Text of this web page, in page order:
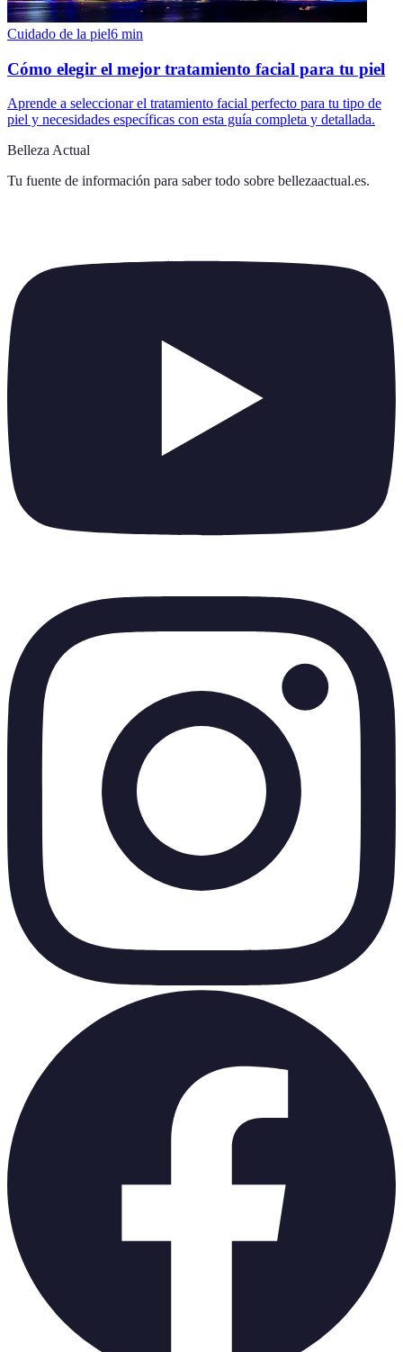
Cuidado de la piel6 min
Cómo elegir el mejor tratamiento facial para tu piel
Aprende a seleccionar el tratamiento facial perfecto para tu tipo de
piel y necesidades específicas con esta guía completa y detallada.
Belleza Actual
Tu fuente de información para saber todo sobre bellezaactual.es.